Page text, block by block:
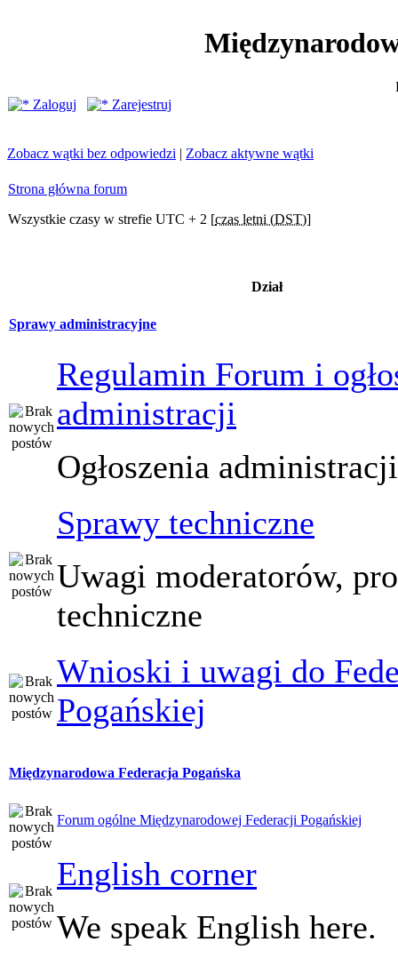
Zaloguj
Zarejestruj
Zobacz wątki bez odpowiedzi | Zobacz aktywne wątki
Strona główna forum
Wszystkie czasy w strefie UTC + 2 [czas letni (DST)]
Dział
Sprawy administracyjne
Regulamin Forum i
administracji
Ogłoszenia
Sprawy techniczne
Uwagi moderatorów,
techniczne
Wnioski i uwagi do
Pogańskiej
Międzynarodowa Federacja Pogańska
Forum ogólne Międzynarodowej Federacji Pogańskiej
English corner
We speak English here.